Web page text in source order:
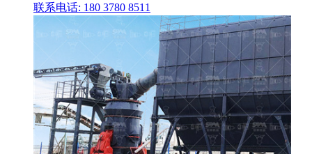
联系电话: 180 3780 8511